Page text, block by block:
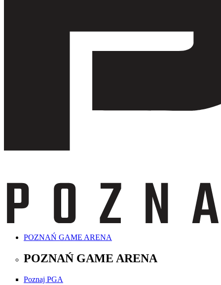
POZNAŃ GAME ARENA
POZNAŃ GAME ARENA
Poznaj PGA